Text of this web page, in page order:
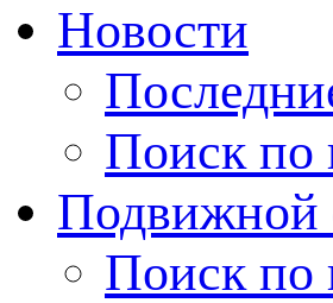
Новости
Поиск по
Подвижной
Поиск по